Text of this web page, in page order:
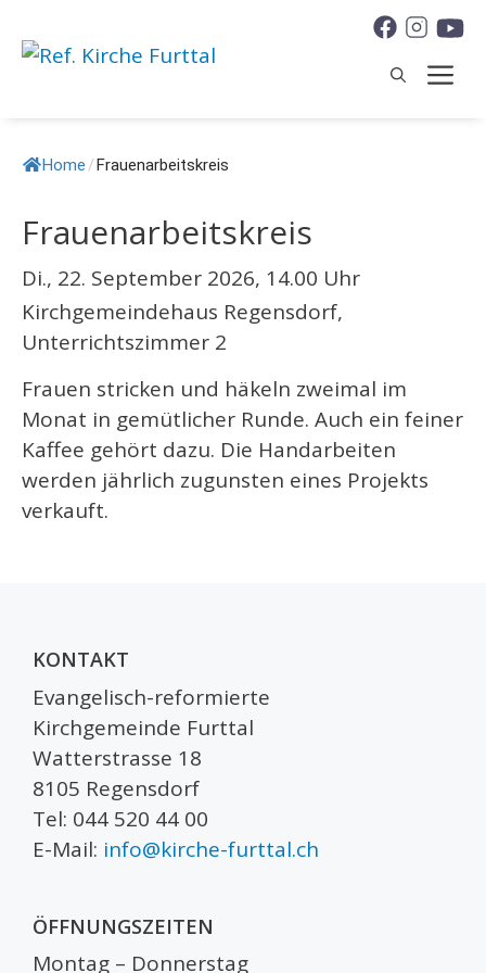
zum
Home/Frauenarbeitskreis
Frauenarbeitskreis
Di., 22. September 2026, 14.00 Uhr
Kirchgemeindehaus Regensdorf,
Unterrichtszimmer 2
Frauen stricken und häkeln zweimal im
Monat in gemütlicher Runde. Auch ein feiner
Kaffee gehört dazu. Die Handarbeiten
werden jährlich zugunsten eines Projekts
verkauft.
KONTAKT
Evangelisch-reformierte
Kirchgemeinde Furttal
Watterstrasse 18
8105 Regensdorf
Tel: 044 520 44 00
E-Mail: info@kirche-furttal.ch
ÖFFNUNGSZEITEN
Montag – Donnerstag